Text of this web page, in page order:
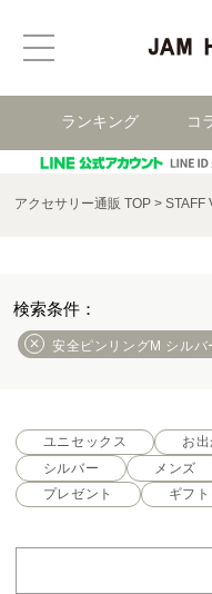
ランキング コ
アクセサリー通販 TOP STAFF
安全ピンリングM シルバ
ユニセックス お
シルバー
メンズ
プレゼント
ギフト